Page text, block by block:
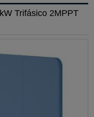
Trifásico 2MPPT